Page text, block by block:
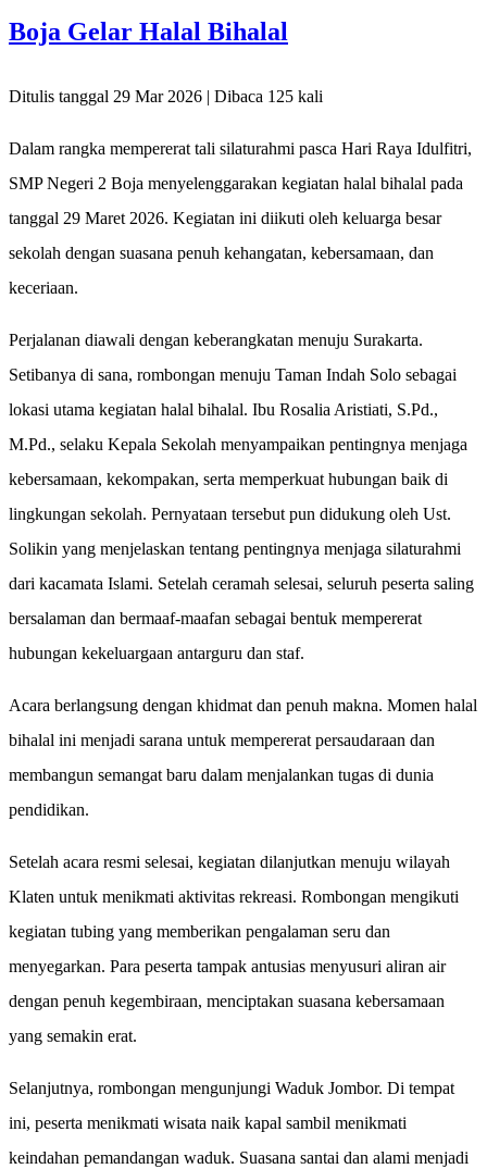
Boja Gelar Halal Bihalal
Ditulis tanggal 29 Mar 2026 | Dibaca 125 kali
Dalam rangka mempererat tali silaturahmi pasca Hari Raya Idulfitri,
SMP Negeri 2 Boja menyelenggarakan kegiatan halal bihalal pada
tanggal 29 Maret 2026. Kegiatan ini diikuti oleh keluarga besar
sekolah dengan suasana penuh kehangatan, kebersamaan, dan
keceriaan.
Perjalanan diawali dengan keberangkatan menuju Surakarta.
Setibanya di sana, rombongan menuju Taman Indah Solo sebagai
lokasi utama kegiatan halal bihalal. Ibu Rosalia Aristiati, S.Pd.,
M.Pd., selaku Kepala Sekolah menyampaikan pentingnya menjaga
kebersamaan, kekompakan, serta memperkuat hubungan baik di
lingkungan sekolah. Pernyataan tersebut pun didukung oleh Ust.
Solikin yang menjelaskan tentang pentingnya menjaga silaturahmi
dari kacamata Islami. Setelah ceramah selesai, seluruh peserta saling
bersalaman dan bermaaf-maafan sebagai bentuk mempererat
hubungan kekeluargaan antarguru dan staf.
Acara berlangsung dengan khidmat dan penuh makna. Momen halal
bihalal ini menjadi sarana untuk mempererat persaudaraan dan
membangun semangat baru dalam menjalankan tugas di dunia
pendidikan.
Setelah acara resmi selesai, kegiatan dilanjutkan menuju wilayah
Klaten untuk menikmati aktivitas rekreasi. Rombongan mengikuti
kegiatan tubing yang memberikan pengalaman seru dan
menyegarkan. Para peserta tampak antusias menyusuri aliran air
dengan penuh kegembiraan, menciptakan suasana kebersamaan
yang semakin erat.
Selanjutnya, rombongan mengunjungi Waduk Jombor. Di tempat
ini, peserta menikmati wisata naik kapal sambil menikmati
keindahan pemandangan waduk. Suasana santai dan alami menjadi